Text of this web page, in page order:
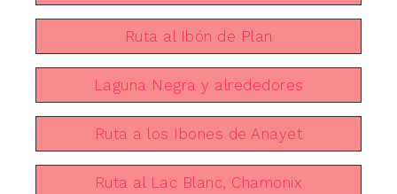
Ruta al Ibón de Plan
Laguna Negra y alrededores
Ruta a los Ibones de Anayet
Ruta al Lac Blanc, Chamonix